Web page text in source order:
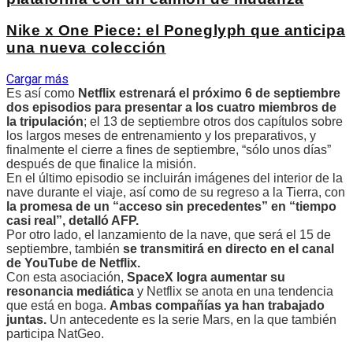
Nike x One Piece: el Poneglyph que anticipa
una nueva colección
Cargar más
Es así como Netflix estrenará el próximo 6 de septiembre
dos episodios para presentar a los cuatro miembros de
la tripulación; el 13 de septiembre otros dos capítulos sobre
los largos meses de entrenamiento y los preparativos, y
finalmente el cierre a fines de septiembre, “sólo unos días”
después de que finalice la misión.
En el último episodio se incluirán imágenes del interior de la
nave durante el viaje, así como de su regreso a la Tierra, con
la promesa de un “acceso sin precedentes” en “tiempo
casi real”, detalló AFP.
Por otro lado, el lanzamiento de la nave, que será el 15 de
septiembre, también se transmitirá en directo en el canal
de YouTube de Netflix.
Con esta asociación, SpaceX logra aumentar su
resonancia mediática y Netflix se anota en una tendencia
que está en boga. Ambas compañías ya han trabajado
juntas. Un antecedente es la serie Mars, en la que también
participa NatGeo.